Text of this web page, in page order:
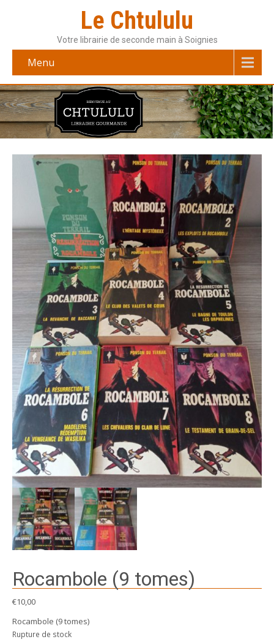
Le Chtululu
Votre librairie de seconde main à Soignies
Menu
Rocambole (9 tomes)
€10,00
Rocambole (9 tomes)
Rupture de stock